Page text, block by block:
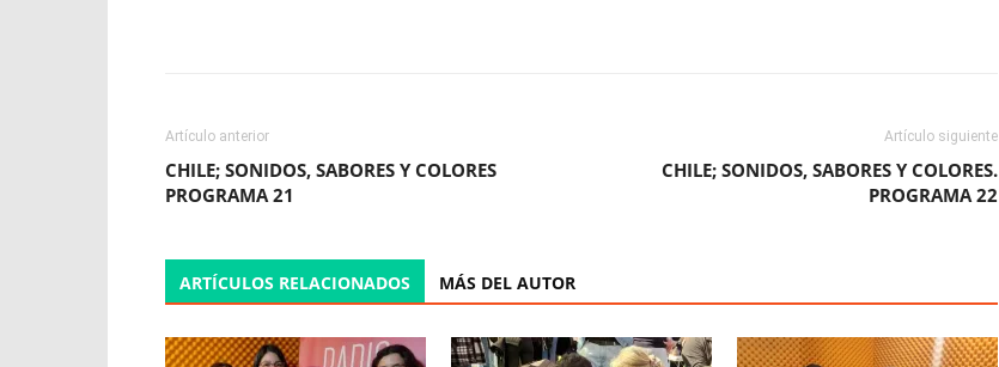
Artículo anterior
CHILE; SONIDOS, SABORES Y COLORES
PROGRAMA 21
Artículo siguiente
CHILE; SONIDOS, SABORES Y COLORES.
PROGRAMA 22
ARTÍCULOS RELACIONADOS MÁS DEL AUTOR